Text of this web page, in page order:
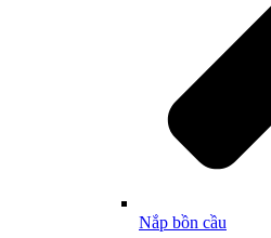
Nắp bồn cầu